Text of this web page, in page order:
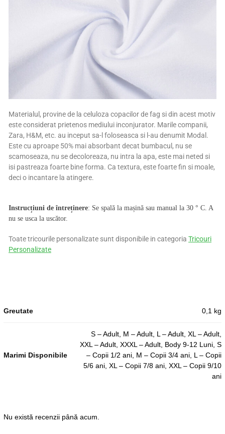
Materialul, provine de la celuloza copacilor de fag si din acest motiv
este considerat prietenos mediului inconjurator. Marile companii,
Zara, H&M, etc. au inceput sa-l foloseasca si l-au denumit Modal.
Este cu aproape 50% mai absorbant decat bumbacul, nu se
scamoseaza, nu se decoloreaza, nu intra la apa, este mai neted si
isi pastreaza foarte bine forma. Ca textura, este foarte fin si moale,
deci o incantare la atingere.
Instrucțiuni de întreținere: Se spală la mașină sau manual la 30 ° C. A
nu se usca la uscător.
Toate tricourile personalizate sunt disponibile in categoria Tricouri
Personalizate
Greutate 0,1 kg
Marimi Disponibile
S – Adult, M – Adult, L – Adult, XL – Adult,
XXL – Adult, XXXL – Adult, Body 9-12 Luni, S
– Copii 1/2 ani, M – Copii 3/4 ani, L – Copii
5/6 ani, XL – Copii 7/8 ani, XXL – Copii 9/10
ani
Nu există recenzii până acum.